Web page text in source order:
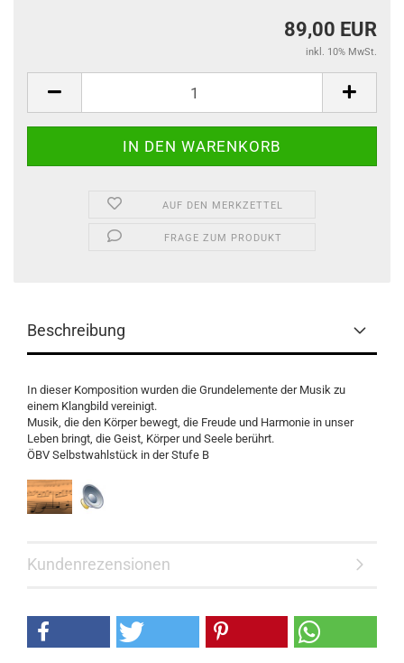
89,00 EUR
inkl. 10% MwSt.
AUF DEN MERKZETTEL
FRAGE ZUM PRODUKT
Beschreibung
In dieser Komposition wurden die Grundelemente der Musik zu
einem Klangbild vereinigt.
Musik, die den Körper bewegt, die Freude und Harmonie in unser
Leben bringt, die Geist, Körper und Seele berührt.
ÖBV Selbstwahlstück in der Stufe B
Kundenrezensionen